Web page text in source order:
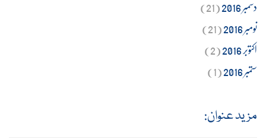
دسمبر 2016
(21)
نومبر 2016
(21)
اکتوبر 2016
(2)
ستمبر 2016
(1)
مزید عنوان: